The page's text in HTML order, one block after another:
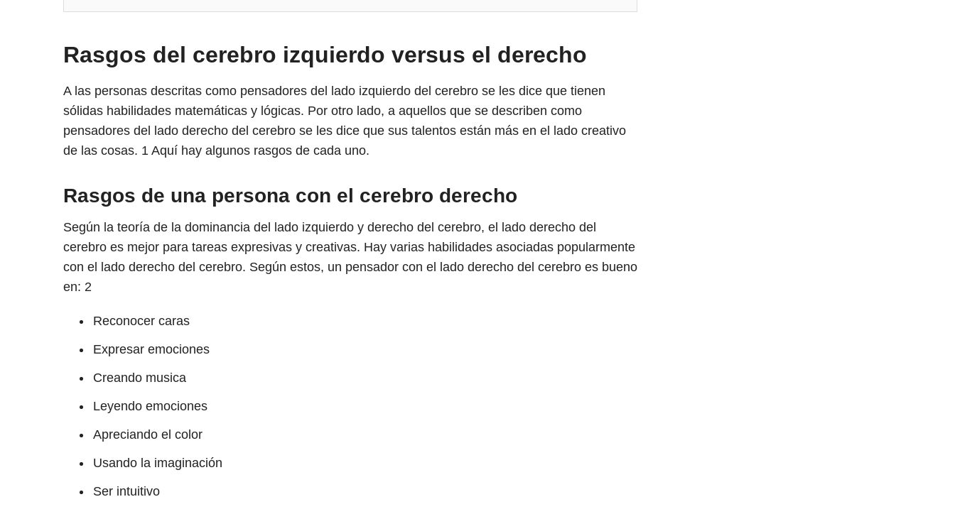
Rasgos del cerebro izquierdo versus el derecho
A las personas descritas como pensadores del lado izquierdo del cerebro se les dice que tienen
sólidas habilidades matemáticas y lógicas. Por otro lado, a aquellos que se describen como
pensadores del lado derecho del cerebro se les dice que sus talentos están más en el lado creativo
de las cosas. 1Aquí hay algunos rasgos de cada uno.
Rasgos de una persona con el cerebro derecho
Según la teoría de la dominancia del lado izquierdo y derecho del cerebro, el lado derecho del
cerebro es mejor para tareas expresivas y creativas. Hay varias habilidades asociadas popularmente
con el lado derecho del cerebro. Según estos, un pensador con el lado derecho del cerebro es bueno
en: 2
Reconocer caras
Expresar emociones
Creando musica
Leyendo emociones
Apreciando el color
Usando la imaginación
Ser intuitivo